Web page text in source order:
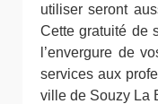
utiliser seront
Cette gratuité de
l’envergure de
services aux
ville de Souzy La